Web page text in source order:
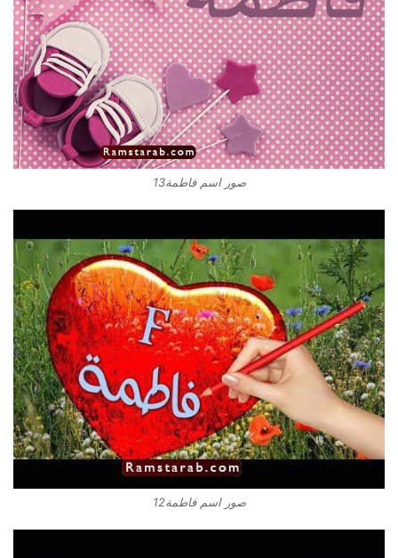
صور اسم فاطمة13
صور اسم فاطمة12